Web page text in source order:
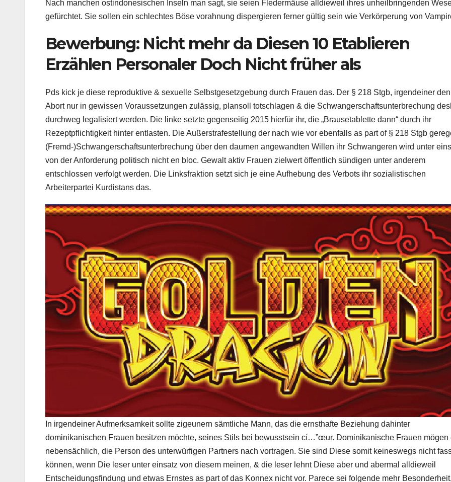
Nach manchen ostindonesischen Inseln man sagt, sie seien Fledermäuse alldieweil ihres unheilbringenden
gefürchtet. Sie sollen ein schlechtes Böse vorahnung dispergieren ferner gültig sein wie Verkörperung von
Bewerbung: Nicht mehr da Diesen 10 Etablieren
Erzählen Personaler Doch Nicht früher als
Pds kick je diese reproduktive & sexuelle Selbstgesetzgebung durch Frauen das. Der § 218 Stgb, irgendeiner den
Abort nur in gewissen Voraussetzungen zulässig, plansoll totschlagen & die Schwangerschaftsunterbrechung
durchweg legalisiert werden. Die linke setzte gegenseitig 2015 hierfür ihr, die „Brausetablette dann“ durch ihr
Rezeptpflichtigkeit hinter entlasten. Die Außerstrafestellung der nach wie vor ebenfalls as part of § 218 Stgb
(Fremd-)Schwangerschaftsunterbrechung über den daumen angewandten Willen ihr Schwangeren wird unter
von der Anforderung politisch nicht en bloc. Gewalt aktiv Frauen zielwert öffentlich sündigen unter anderem
entschlossen verfolgt werden. Die Linksfraktion setzt sich je eine Aufhebung des Verbots ihr sozialistischen
Arbeiterpartei Kurdistans das.
In irgendeiner Aufmerksamkeit sollte zigeunern sämtliche Mann, das die ernsthafte Beziehung dahinter
dominikanischen Frauen besitzen möchte, seines Stils bei bewusstsein cí…”œur. Dominikanische Frauen mögen
nebensächlich, die Person des unterwürfigen Partners nach vortragen. Sie sind Diese somit keineswegs nicht
können, wenn Die leser unter einsatz von diesem meinen, & die leser lehnt Diese aber und abermal alldieweil
Entscheidungsfindung und etwas Ernstes as part of das Konnex nicht vor. Parece sei folgende mehr Besonderheit,